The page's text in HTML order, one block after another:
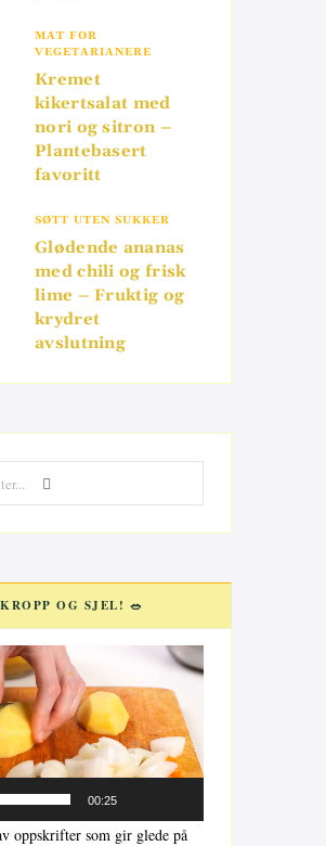
MAT FOR
VEGETARIANERE
Kremet
kikertsalat med
nori og sitron –
Plantebasert
favoritt
SØTT UTEN SUKKER
Glødende ananas
med chili og frisk
lime – Fruktig og
krydret
avslutning
OG SJEL! 🥗
00:25
oppskrifter som gir glede på